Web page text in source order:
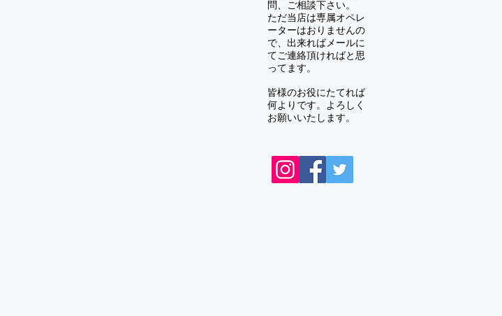
問、ご相談下さい。
ただ当店は専属オペレ
ーターはおりませんの
で、出来ればメールに
てご連絡頂ければと思
ってます。
皆様のお役にたてれば
何よりです。よろしく
お願いいたします。